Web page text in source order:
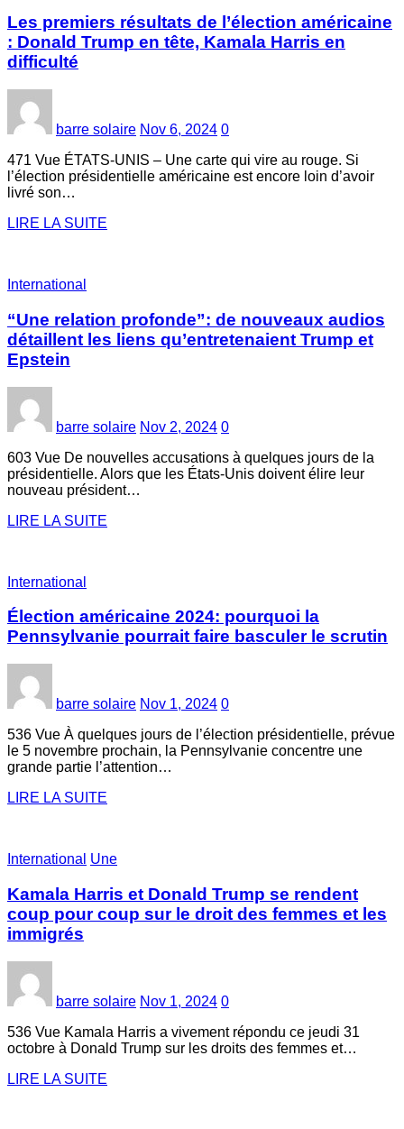
Les premiers résultats de l’élection américaine
: Donald Trump en tête, Kamala Harris en
difficulté
barre solaire Nov 6, 2024 0
471 Vue ÉTATS-UNIS – Une carte qui vire au rouge. Si
l’élection présidentielle américaine est encore loin d’avoir
livré son…
LIRE LA SUITE
International
“Une relation profonde”: de nouveaux audios
détaillent les liens qu’entretenaient Trump et
Epstein
barre solaire Nov 2, 2024 0
603 Vue De nouvelles accusations à quelques jours de la
présidentielle. Alors que les États-Unis doivent élire leur
nouveau président…
LIRE LA SUITE
International
Élection américaine 2024: pourquoi la
Pennsylvanie pourrait faire basculer le scrutin
barre solaire Nov 1, 2024 0
536 Vue À quelques jours de l’élection présidentielle, prévue
le 5 novembre prochain, la Pennsylvanie concentre une
grande partie l’attention…
LIRE LA SUITE
International Une
Kamala Harris et Donald Trump se rendent
coup pour coup sur le droit des femmes et les
immigrés
barre solaire Nov 1, 2024 0
536 Vue Kamala Harris a vivement répondu ce jeudi 31
octobre à Donald Trump sur les droits des femmes et…
LIRE LA SUITE